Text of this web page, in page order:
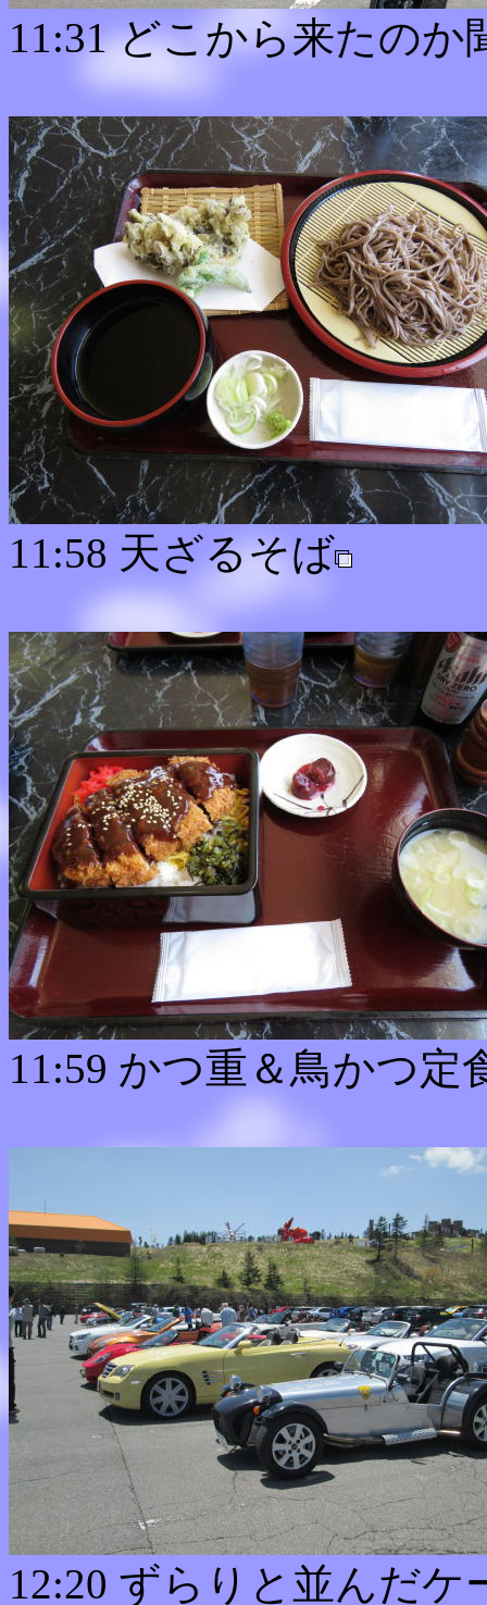
11:31 どこから来たの
11:58 天ざるそば
11:59 かつ重＆鳥かつ定
12:20 ずらりと並んだ